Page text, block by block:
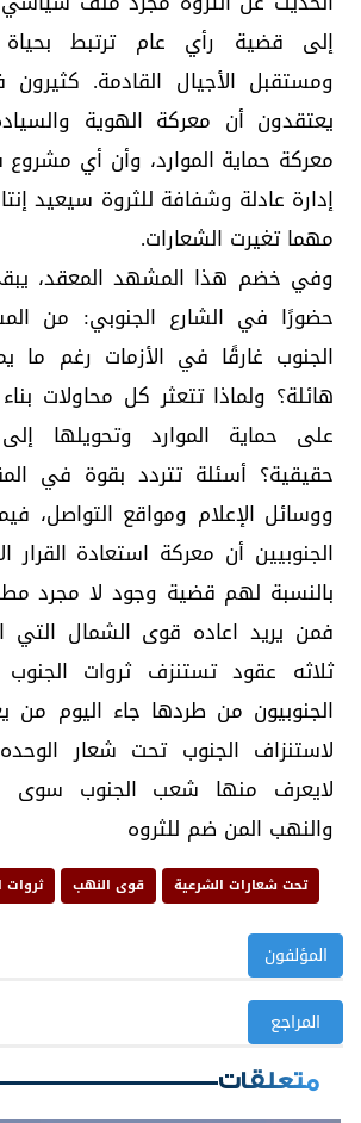
إلى قضية رأي عام ترتبط بحياة
ومستقبل الأجيال القادمة. كثيرون
يعتقدون أن معركة الهوية
معركة حماية الموارد، وأن أي
إدارة عادلة وشفافة للثروة سيعيد
مهما تغيرت الشعارات.
وفي خضم هذا المشهد المعقد،
حضورًا في الشارع الجنوبي: من
الجنوب غارقًا في الأزمات رغم ما
هائلة؟ ولماذا تتعثر كل محاولات
على حماية الموارد وتحويلها
حقيقية؟ أسئلة تتردد بقوة في
ووسائل الإعلام ومواقع التواصل،
الجنوبيين أن معركة استعادة القرار
بالنسبة لهم قضية وجود لا مجرد
فمن يريد اعاده قوى الشمال التي
ثلاثه عقود تستنزف ثروات
الجنوبيون من طردها جاء اليوم من
لاستنزاف الجنوب تحت شعار
لايعرف منها شعب الجنوب سوى
والنهب المن ضم للثروه
تحت شعارات الشرعية قوى النهب ثروات
المؤلفون
المراجع
متعلقات